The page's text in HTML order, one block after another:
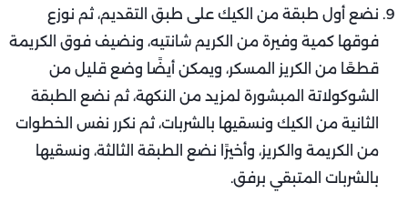
نضع أول طبقة من الكيك على طبق التقديم، ثم نوزع
فوقها كمية وفيرة من الكريم شانتيه، ونضيف فوق الكريمة
قطعًا من الكريز المسكر، ويمكن أيضًا وضع قليل من
الشوكولاتة المبشورة لمزيد من النكهة، ثم نضع الطبقة
الثانية من الكيك ونسقيها بالشربات، ثم نكرر نفس الخطوات
من الكريمة والكريز، وأخيرًا نضع الطبقة الثالثة، ونسقيها
بالشربات المتبقي برفق.